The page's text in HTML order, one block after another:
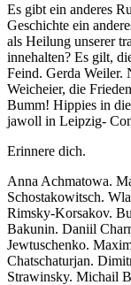
Es gibt ein anderes
Geschichte ein
als Heilung unserer
innehalten? Es gilt,
Feind. Gerda Weiler.
Weicheier, die
Bumm! Hippies in
jawoll in Leipzig-
Erinnere dich.
Anna Achmatowa.
Schostakowitsch.
Rimsky-Korsakov.
Bakunin. Daniil
Jewtuschenko.
Chatschaturjan.
Strawinsky. Michail